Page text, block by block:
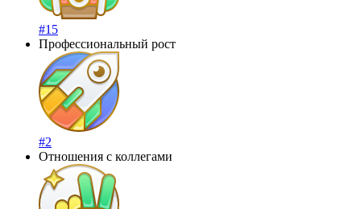
#15
Профессиональный рост
#2
Отношения с коллегами